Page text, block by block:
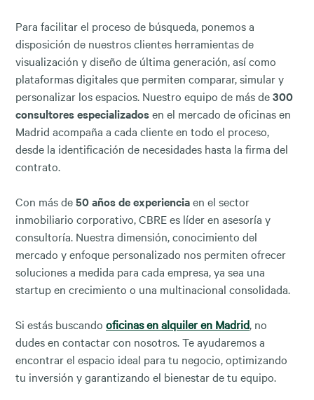
Para facilitar el proceso de búsqueda, ponemos a
disposición de nuestros clientes herramientas de
visualización y diseño de última generación, así como
plataformas digitales que permiten comparar, simular y
personalizar los espacios. Nuestro equipo de más de300
consultores especializadosen el mercado de oficinas en
Madrid acompaña a cada cliente en todo el proceso,
desde la identificación de necesidades hasta la firma del
contrato.
Con más de50 años de experienciaen el sector
inmobiliario corporativo, CBRE es líder en asesoría y
consultoría. Nuestra dimensión, conocimiento del
mercado y enfoque personalizado nos permiten ofrecer
soluciones a medida para cada empresa, ya sea una
startup en crecimiento o una multinacional consolidada.
Si estás buscando oficinas en alquiler en Madrid, no
dudes en contactar con nosotros. Te ayudaremos a
encontrar el espacio ideal para tu negocio, optimizando
tu inversión y garantizando el bienestar de tu equipo.